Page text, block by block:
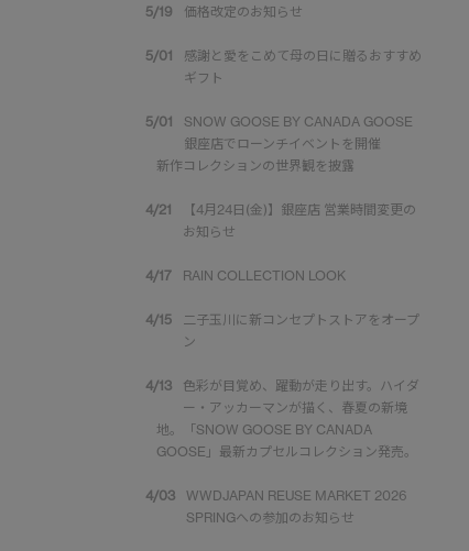
5/19 価格改定のお知らせ
5/01
感謝と愛をこめて母の日に贈るおすすめ
ギフト
5/01
SNOW GOOSE BY CANADA GOOSE
銀座店でローンチイベントを開催
新作コレクションの世界観を披露
4/21
【4月24日(金)】銀座店 営業時間変更の
お知らせ
4/17 RAIN COLLECTION LOOK
4/15
二子玉川に新コンセプトストアをオープ
ン
4/13
色彩が目覚め、躍動が走り出す。ハイダ
ー・アッカーマンが描く、春夏の新境
地。「SNOW GOOSE BY CANADA
GOOSE」最新カプセルコレクション発売。
4/03
WWDJAPAN REUSE MARKET 2026
SPRINGへの参加のお知らせ